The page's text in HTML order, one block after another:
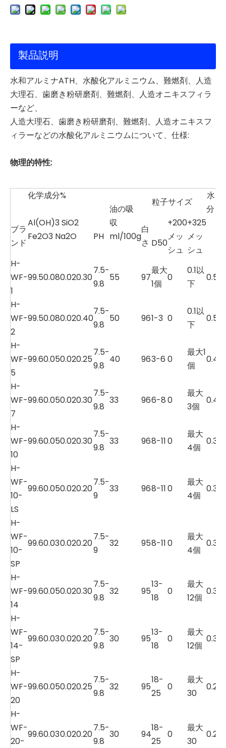
製品説明
水和アルミナATH、水酸化アルミニウム、難燃剤、人造
大理石、歯磨き粉研磨剤、難燃剤、人造オニキスフィラ
ーなど、
人造大理石、歯磨き粉研磨剤、難燃剤、人造オニキスフ
ィラーなどの水酸化アルミニウムについて、仕様:
物理的特性:
ブラ
ンド
化学成分%
Al(OH)3 SiO2
Fe2O3 Na2O
PH
油の吸
収
ml/100g
白
さ
粒子サイズ
水
分
D50
+200
メッ
シュ
+325
メッ
シュ
H-
WF-
1
99.50.080.020.30
7.5-
9.8
55 97
最大
1個
0
0.1以
下
0.5
H-
WF-
2
99.50.080.020.40
7.5-
9.8
50 961-3 0
0.1以
下
0.5
H-
WF-
5
99.60.050.020.25
7.5-
9.8
40 963-6 0
最大1
個
0.4
H-
WF-
7
99.60.050.020.30
7.5-
9.8
33 966-80
最大
3個
0.4
H-
WF-
10
99.60.050.020.30
7.5-
9.8
33 968-110
最大
4個
0.3
H-
WF-
10-
LS
99.60.050.020.20
7.5-
9
33 968-110
最大
4個
0.3
H-
WF-
10-
SP
99.60.030.020.20
7.5-
9
32 958-110
最大
4個
0.3
H-
WF-
14
99.60.050.020.30
7.5-
9.8
32 95
13-
18
0
最大
12個
0.3
H-
WF-
14-
SP
99.60.030.020.20
7.5-
9.8
30 95
13-
18
0
最大
12個
0.3
H-
WF-
20
99.60.050.020.25
7.5-
9.8
32 95
18-
25
0
最大
30
0.2
H-
WF-
20-
99.60.030.020.20
7.5-
9.8
30 94
18-
25
0
最大
30
0.2